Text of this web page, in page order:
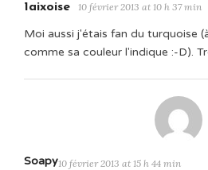
1aixoise 10 février 2013 at 10 h 37 min
Moi aussi j'étais fan du turquoise
comme sa couleur l'indique :-D).
Soapy10 février 2013 at 15 h 44 min